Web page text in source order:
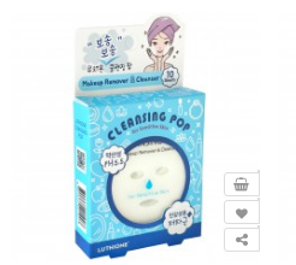
과로 더욱 깊은 보습과 재생 케어를 완성합